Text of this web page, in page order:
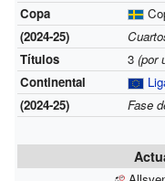
Copa
(2024-25)
Títulos
3 (por
Continental
(2024-25)
Fase